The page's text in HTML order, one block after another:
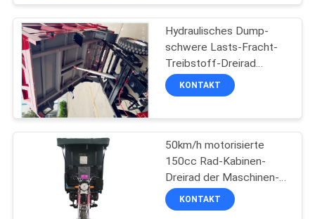
Hydraulisches Dump-
schwere Lasts-Fracht-
Treibstoff-Dreirad
150CC 175CC 200CC
KONTAKT
50km/h motorisierte
150cc Rad-Kabinen-
Dreirad der Maschinen-
drei mit Zelt
KONTAKT